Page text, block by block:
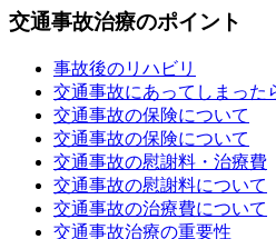
交通事故治療のポイント
事故後のリハビリ
交通事故にあってしまった
交通事故の保険について
交通事故の保険について
交通事故の慰謝料・治療費
交通事故の慰謝料について
交通事故の治療費について
交通事故治療の重要性